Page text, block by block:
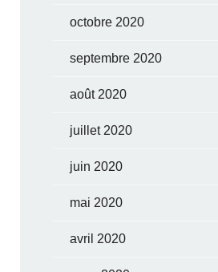
octobre 2020
septembre 2020
août 2020
juillet 2020
juin 2020
mai 2020
avril 2020